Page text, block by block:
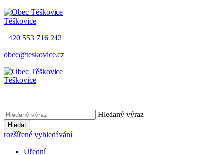
Těškovice
+420 553 716 242
obec@teskovice.cz
Těškovice
Hledaný výraz
Hledat
rozšířené vyhledávání
Úřední